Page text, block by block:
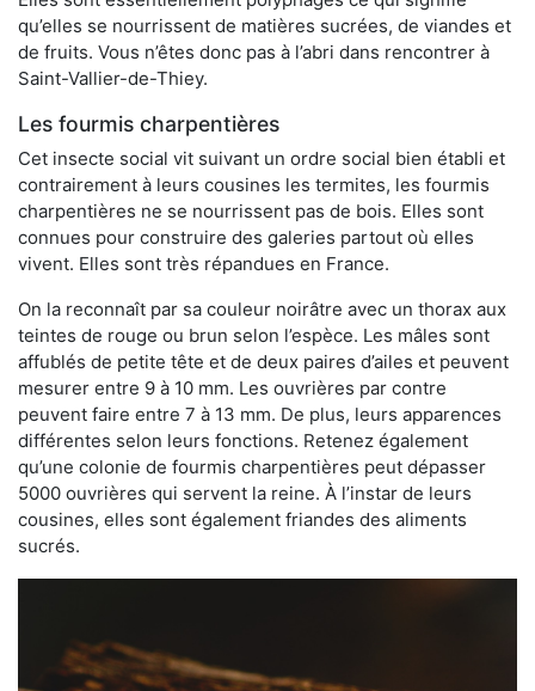
qu’elles se nourrissent de matières sucrées, de viandes et
de fruits. Vous n’êtes donc pas à l’abri dans rencontrer à
Saint-Vallier-de-Thiey.
Les fourmis charpentières
Cet insecte social vit suivant un ordre social bien établi et
contrairement à leurs cousines les termites, les fourmis
charpentières ne se nourrissent pas de bois. Elles sont
connues pour construire des galeries partout où elles
vivent. Elles sont très répandues en France.
On la reconnaît par sa couleur noirâtre avec un thorax aux
teintes de rouge ou brun selon l’espèce. Les mâles sont
affublés de petite tête et de deux paires d’ailes et peuvent
mesurer entre 9 à 10 mm. Les ouvrières par contre
peuvent faire entre 7 à 13 mm. De plus, leurs apparences
différentes selon leurs fonctions. Retenez également
qu’une colonie de fourmis charpentières peut dépasser
5000 ouvrières qui servent la reine. À l’instar de leurs
cousines, elles sont également friandes des aliments
sucrés.